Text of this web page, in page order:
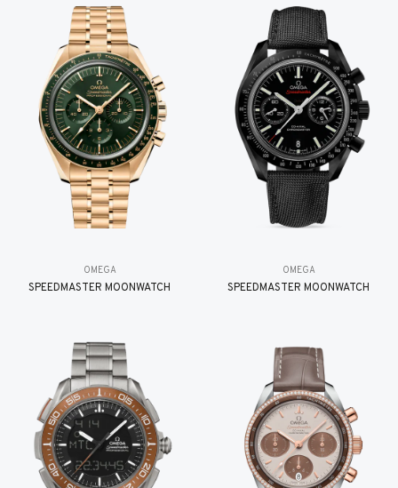
OMEGA
SPEEDMASTER MOONWATCH
OMEGA
SPEEDMASTER MOONWATCH